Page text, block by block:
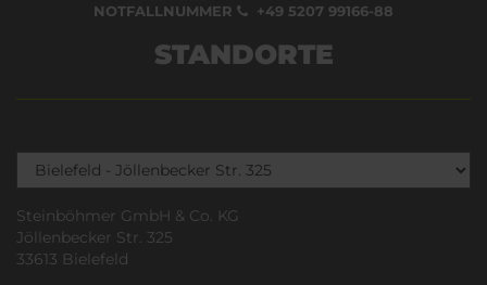
NOTFALLNUMMER +49 5207 99166-88
STANDORTE
Steinböhmer GmbH & Co. KG
Jöllenbecker Str. 325
33613 Bielefeld